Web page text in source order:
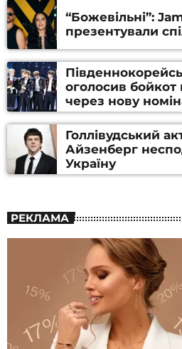
“Божевільні”:
презентували
оголосив бойкот
через нову
Голлівудський
Айзенберг
Україну
РЕКЛАМА